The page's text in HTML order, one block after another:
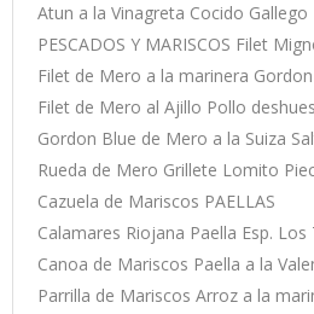
Atun a la Vinagreta Cocido Gallego
PESCADOS Y MARISCOS Filet
Filet de Mero a la marinera
Filet de Mero al Ajillo Pollo
Gordon Blue de Mero a la Suiza
Rueda de Mero Grillete Lomito
Cazuela de Mariscos PAELLAS
Calamares Riojana Paella Esp.
Canoa de Mariscos Paella a la
Parrilla de Mariscos Arroz a la